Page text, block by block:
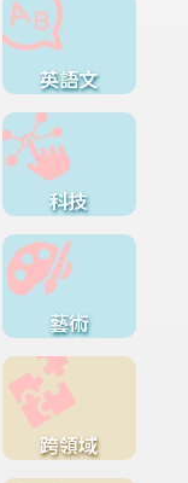
英語文
科技
藝術
跨領域